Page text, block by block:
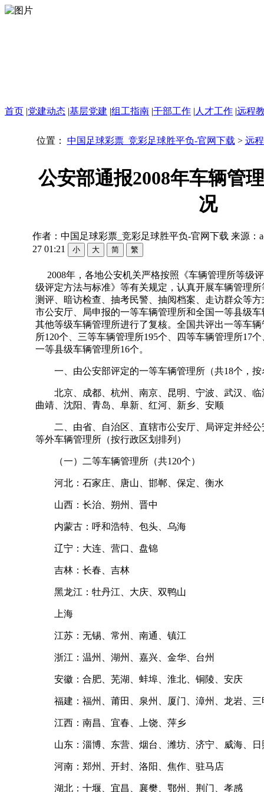
首页 |党建动态 |基层党建 |组工指南 |干部工作 | 人才工作 |远程
位置： 中国足球彩票_竞彩足球胜平负-官网下载 > 远
公安部通报2008年车辆管
况
作者：中国足球彩票_竞彩足球胜平负-官网下载 来源：
27 01:21
2008年，各地公安机关严格按照《车辆管理所等级
级评定方法与标准》等有关规定，认真开展车辆管理
测评、暗访检查、抽考民警、抽阅档案、走访群众等
市公安厅、局申报的一等车辆管理所和全国一等县级
其他等级车辆管理所进行了复核。全国共评出一等车
所120个、三等车辆管理所195个、四等车辆管理所17
一等县级车辆管理所16个。
一、由公安部评定的一等车辆管理所（共18个，按
北京、成都、杭州、南京、昆明、宁波、武汉、临
曲靖、沈阳、青岛、阜新、红河、新乡、安顺
二、由省、自治区、直辖市公安厅、局评定并经公
等外车辆管理所（按行政区划排列）
（一）二等车辆管理所（共120个）
河北：石家庄、唐山、邯郸、保定、衡水
山西：长治、朔州、晋中
内蒙古：呼和浩特、包头、乌海
辽宁：大连、营口、盘锦
吉林：长春、吉林
黑龙江：牡丹江、大庆、双鸭山
上海
江苏：无锡、常州、南通、镇江
浙江：温州、湖州、嘉兴、金华、台州
安徽：合肥、芜湖、蚌埠、淮北、铜陵、安庆
福建：福州、莆田、泉州、厦门、漳州、龙岩、三
江西：南昌、宜春、上饶、萍乡
山东：淄博、东营、烟台、潍坊、济宁、威海、日
河南：郑州、开封、洛阳、焦作、驻马店
湖北：十堰、宜昌、襄樊、鄂州、荆门、孝感